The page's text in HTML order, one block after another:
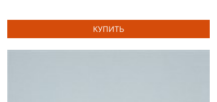
КУПИТЬ